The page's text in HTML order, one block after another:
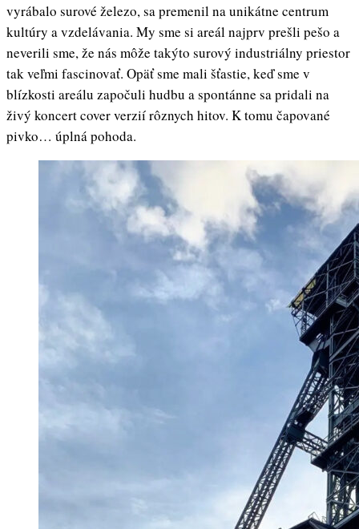
vyrábalo surové železo, sa premenil na unikátne centrum
kultúry a vzdelávania. My sme si areál najprv prešli pešo a
neverili sme, že nás môže takýto surový industriálny priestor
tak veľmi fascinovať. Opäť sme mali šťastie, keď sme v
blízkosti areálu započuli hudbu a spontánne sa pridali na
živý koncert cover verzií rôznych hitov. K tomu čapované
pivko… úplná pohoda.